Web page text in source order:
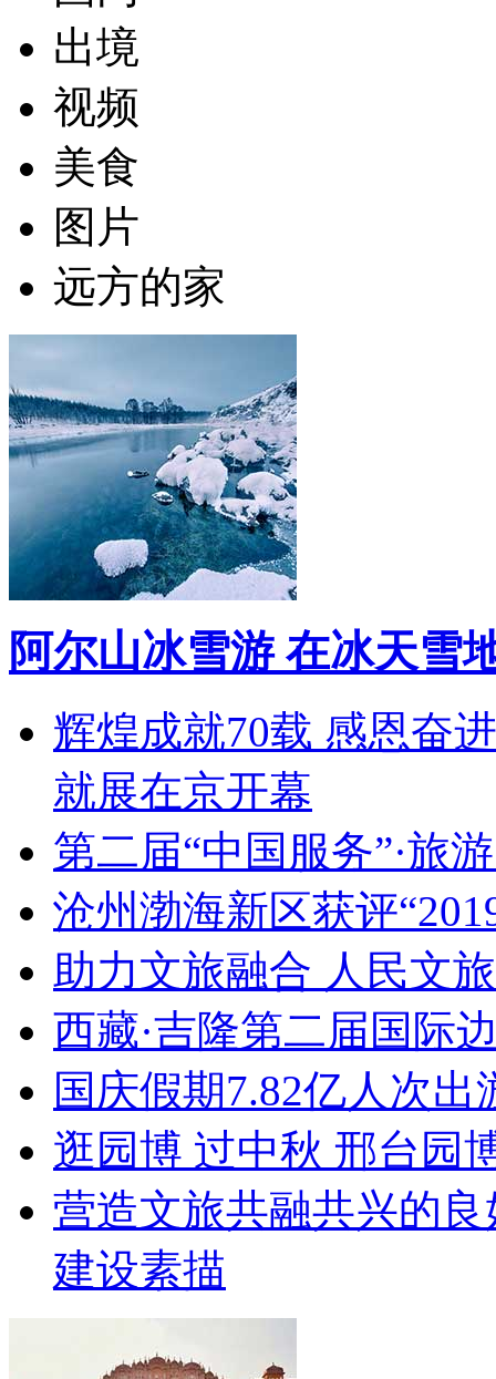
出境
视频
美食
图片
远方的家
阿尔山冰雪游 在冰天雪
辉煌成就70载 感恩奋
就展在京开幕
第二届“中国服务”·旅
沧州渤海新区获评
助力文旅融合 人民文
西藏·吉隆第二届国际
国庆假期7.82亿人次
逛园博 过中秋 邢台园
营造文旅共融共兴的
建设素描